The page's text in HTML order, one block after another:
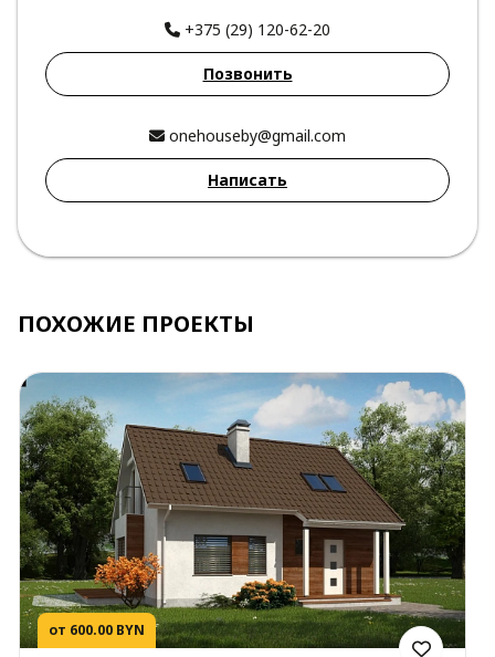
+375 (29) 120-62-20
Позвонить
onehouseby@gmail.com
Написать
ПОХОЖИЕ ПРОЕКТЫ
от 600.00 BYN